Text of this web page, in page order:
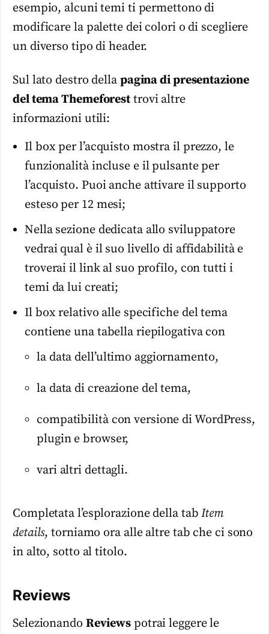
esempio, alcuni temi ti permettono di
modificare la palette dei colori o di scegliere
un diverso tipo di header.
Sul lato destro della pagina di presentazione
del tema Themeforesttrovi altre
informazioni utili:
Il box per l’acquisto mostra il prezzo, le
funzionalità incluse e il pulsante per
l’acquisto. Puoi anche attivare il supporto
esteso per 12 mesi;
Nella sezione dedicata allo sviluppatore
vedrai qual è il suo livello di affidabilità e
troverai il link al suo profilo, con tutti i
temi da lui creati;
Il box relativo alle specifiche del tema
contiene una tabella riepilogativa con
la data dell’ultimo aggiornamento,
la data di creazione del tema,
compatibilità con versione di WordPress,
plugin e browser,
vari altri dettagli.
Completata l’esplorazione della tabItem
details, torniamo ora alle altre tab che ci sono
in alto, sotto al titolo.
Reviews
Selezionando Reviews potrai leggere le